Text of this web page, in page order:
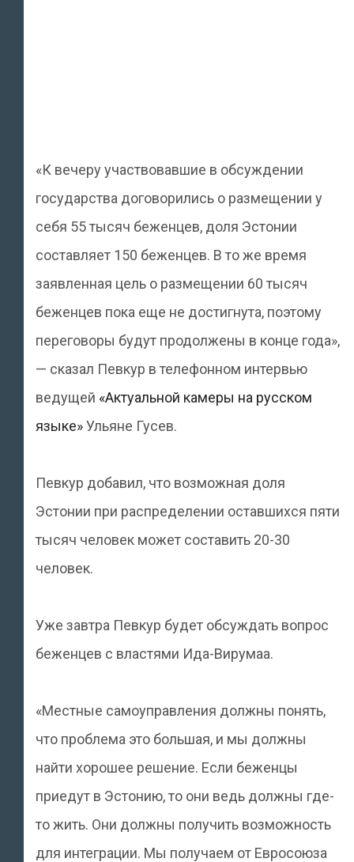
«К вечеру участвовавшие в обсуждении
государства договорились о размещении у
себя 55 тысяч беженцев, доля Эстонии
составляет 150 беженцев. В то же время
заявленная цель о размещении 60 тысяч
беженцев пока еще не достигнута, поэтому
переговоры будут продолжены в конце года»,
— сказал Певкур в телефонном интервью
ведущей «Актуальной камеры на русском
языке»Ульяне Гусев.
Певкур добавил, что возможная доля
Эстонии при распределении оставшихся пяти
тысяч человек может составить 20-30
человек.
Уже завтра Певкур будет обсуждать вопрос
беженцев с властями Ида-Вирумаа.
«Местные самоуправления должны понять,
что проблема это большая, и мы должны
найти хорошее решение. Если беженцы
приедут в Эстонию, то они ведь должны где-
то жить. Они должны получить возможность
для интеграции. Мы получаем от Евросоюза